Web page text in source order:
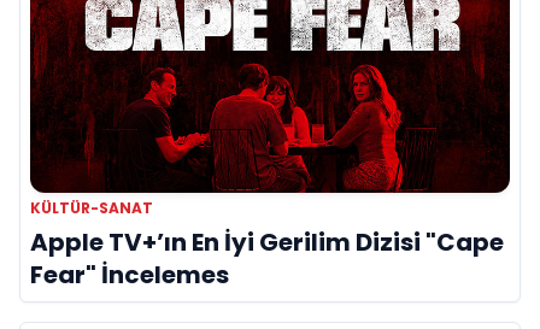
KÜLTÜR-SANAT
Apple TV+’ın En İyi Gerilim Dizisi "Cape
Fear" İncelemes